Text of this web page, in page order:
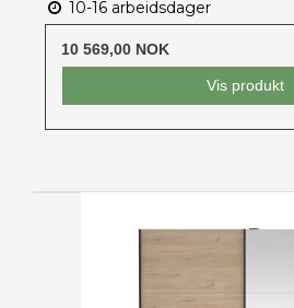
10-16 arbeidsdager
10 569,00 NOK
Vis produkt